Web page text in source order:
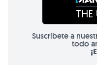
Suscríbete a
todo